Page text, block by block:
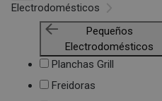
Electrodomésticos
Pequeños
Electrodomésticos
Planchas Grill
Freidoras